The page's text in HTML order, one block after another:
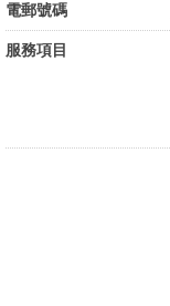
電郵號碼
服務項目